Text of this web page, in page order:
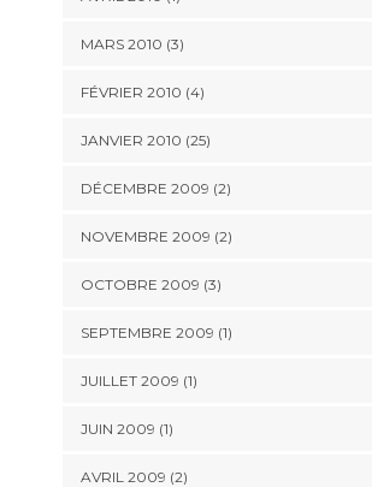
MARS 2010 (3)
FÉVRIER 2010 (4)
JANVIER 2010 (25)
DÉCEMBRE 2009 (2)
NOVEMBRE 2009 (2)
OCTOBRE 2009 (3)
SEPTEMBRE 2009 (1)
JUILLET 2009 (1)
JUIN 2009 (1)
AVRIL 2009 (2)